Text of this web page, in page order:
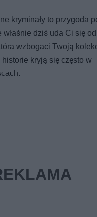
kryminały to przygoda
dziś uda Ci się
wzbogaci Twoją
kryją się często w